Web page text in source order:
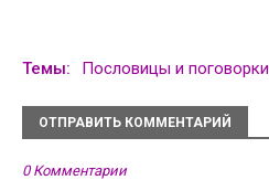
Темы: Пословицы и поговорки
ОТПРАВИТЬ КОММЕНТАРИЙ
0 Комментарии